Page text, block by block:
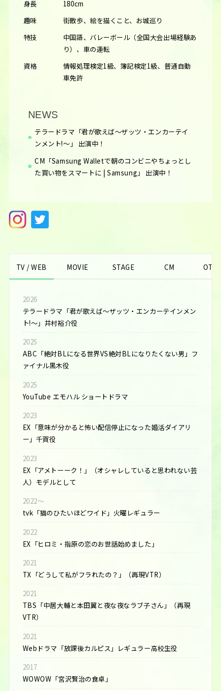
身長
180cm
趣味
街散歩、絵を描くこと、お城巡り
特技
中国語、バレーボール（全国大会出場経験あ
り）、車の運転
資格
情報処理検定1級、簿記検定1級、普通自動
車免許
NEWS
テラードラマ「君が歌えば〜ザッツ・エンカーテイ
ンメント!〜」 出演中！
CM「Samsung Walletで朝のコンビニやちょっとし
た買い物をスマートに | Samsung」 出演中！
TV / WEB MOVIE STAGE CM
2026
テラードラマ「君が歌えば〜ザッツ・エンカーテインメン
ト!〜」井村裕介役
2025
ABC「絶対BLになる世界VS絶対BLになりたくない男」フ
ァイナル黒木役
2025
YouTube エモハル ショートドラマ
2023
EX「意味が分かると怖い配信停止になった婚活ダイアリ
ー」千賀役
2023
EX「アメトーーク！」（オシャレしていると思われない芸
人）モデルとして
2022〜
tvk「猫のひたいほどワイド」火曜レギュラー
2022
EX「ヒロミ・指原の恋のお世話始めました」
2021
TX「どうして私がフラれたの？」（再現VTR）
2021
TBS「中居大輔と本田翼と夜な夜なラブ子さん」（再現
VTR）
2021
Webドラマ「放課後カルピス」レギュラー高校生役
2017
WOWOW「宮沢賢治の食卓」